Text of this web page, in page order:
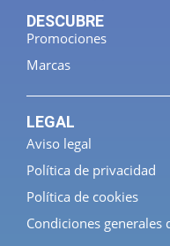
DESCUBRE
Promociones
Marcas
LEGAL
Aviso legal
Política de privacidad
Política de cookies
Condiciones generales